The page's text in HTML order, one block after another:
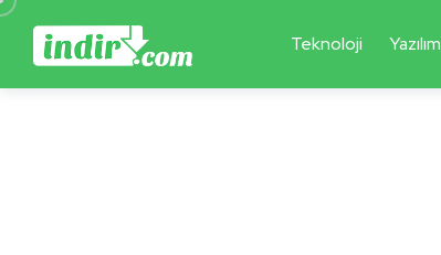
Teknoloji Yazılım